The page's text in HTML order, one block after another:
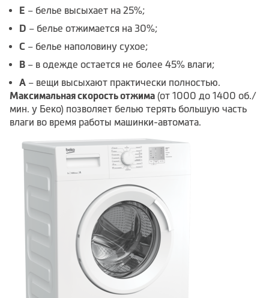
E – белье высыхает на 25%;
D – белье отжимается на 30%;
C – белье наполовину сухое;
B – в одежде остается не более 45% влаги;
A – вещи высыхают практически полностью.
Максимальная скорость отжима (от 1000 до 1400 об./
мин. у Беко) позволяет белью терять большую часть
влаги во время работы машинки-автомата.